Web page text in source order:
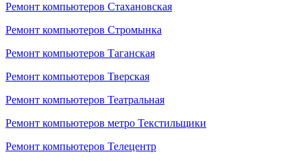
Ремонт компьютеров Стахановская
Ремонт компьютеров Стромынка
Ремонт компьютеров Таганская
Ремонт компьютеров Тверская
Ремонт компьютеров Театральная
Ремонт компьютеров метро Текстильщики
Ремонт компьютеров Телецентр